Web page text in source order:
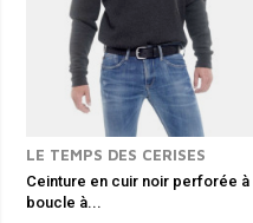
LE TEMPS DES CERISES
Ceinture en cuir noir perforée à
boucle à...